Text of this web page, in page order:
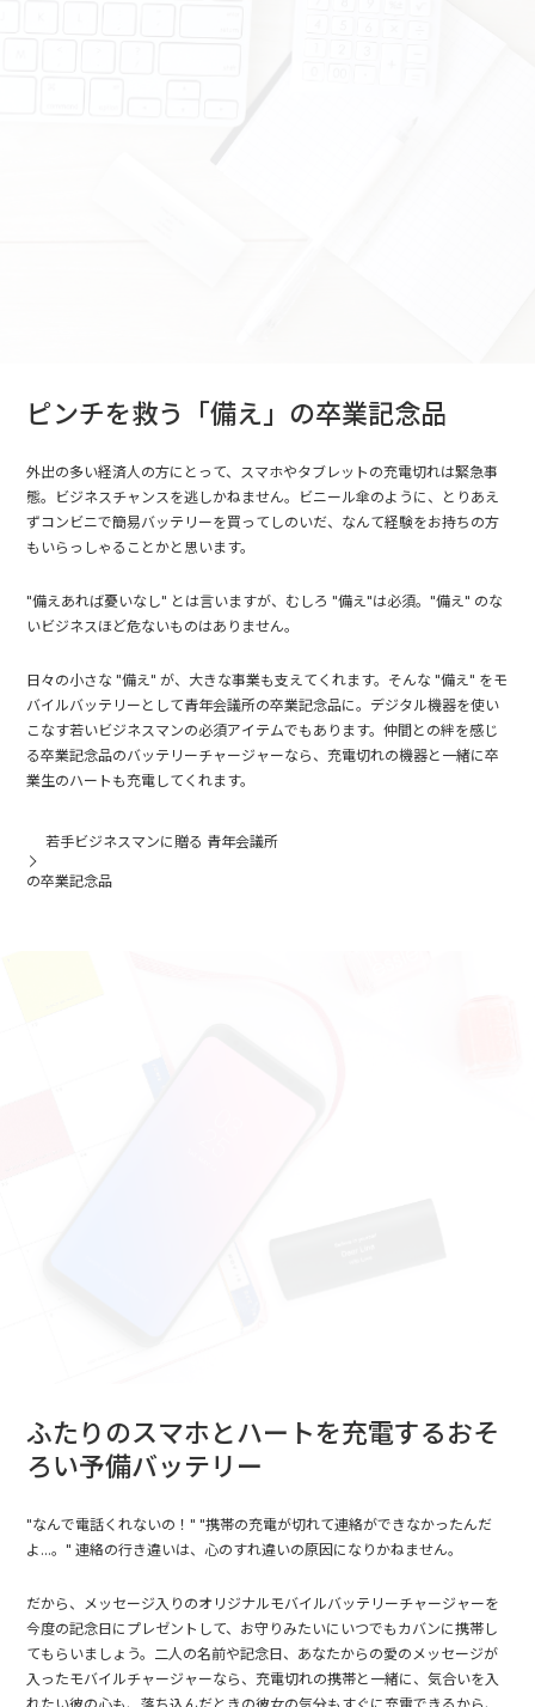
ピンチを救う「備え」の卒業記念品
外出の多い経済人の方にとって、スマホやタブレットの充電切れは緊急事
態。ビジネスチャンスを逃しかねません。ビニール傘のように、とりあえ
ずコンビニで簡易バッテリーを買ってしのいだ、なんて経験をお持ちの方
もいらっしゃることかと思います。
"備えあれば憂いなし" とは言いますが、むしろ "備え"は必須。"備え" のな
いビジネスほど危ないものはありません。
日々の小さな "備え" が、大きな事業も支えてくれます。そんな "備え" をモ
バイルバッテリーとして青年会議所の卒業記念品に。デジタル機器を使い
こなす若いビジネスマンの必須アイテムでもあります。仲間との絆を感じ
る卒業記念品のバッテリーチャージャーなら、充電切れの機器と一緒に卒
業生のハートも充電してくれます。
若手ビジネスマンに贈る 青年会議所
の卒業記念品
ふたりのスマホとハートを充電するおそ
ろい予備バッテリー
"なんで電話くれないの！" "携帯の充電が切れて連絡ができなかったんだ
よ...。" 連絡の行き違いは、心のすれ違いの原因になりかねません。
だから、メッセージ入りのオリジナルモバイルバッテリーチャージャーを
今度の記念日にプレゼントして、お守りみたいにいつでもカバンに携帯し
てもらいましょう。二人の名前や記念日、あなたからの愛のメッセージが
入ったモバイルチャージャーなら、充電切れの携帯と一緒に、気合いを入